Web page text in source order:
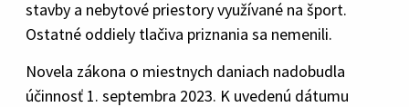
stavby a nebytové priestory využívané na šport.
Ostatné oddiely tlačiva priznania sa nemenili.
Novela zákona o miestnych daniach nadobudla
účinnosť 1. septembra 2023. K uvedenú dátumu